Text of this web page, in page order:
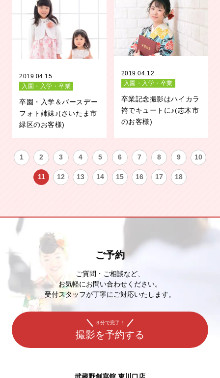
2019.04.15
入園・入学・卒業
卒園・入学＆バースデー
フォト姉妹♪(さいたま市
緑区のお客様)
2019.04.12
入園・入学・卒業
卒業記念撮影はハイカラ
袴でキュートに♪(志木市
のお客様)
1 2 3 4 5 6 7 8 9 10
11 12 13 14 15 16 17 18
ご予約
ご質問・ご相談など、
お気軽にお問い合わせください。
受付スタッフが丁寧にご対応いたします。
３分で完了！
撮影を予約する